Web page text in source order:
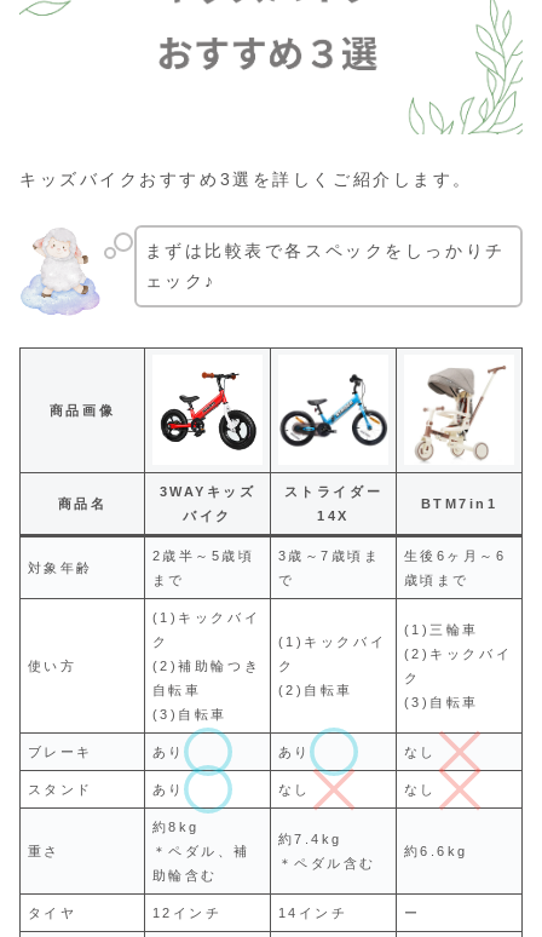
キッズバイクおすすめ3選を詳しくご紹介します。
まずは比較表で各スペックをしっかりチ
ェック♪
商品画像
商品名
3WAYキッズ
バイク
ストライダー
14X
BTM7in1
対象年齢
2歳半～5歳頃
まで
3歳～7歳頃ま
で
生後6ヶ月～6
歳頃まで
使い方
(1)キックバイ
ク
(2)補助輪つき
自転車
(3)自転車
(1)キックバイ
ク
(2)自転車
(1)三輪車
(2)キックバイ
ク
(3)自転車
ブレーキ あり あり なし
スタンド あり なし なし
重さ
約8kg
＊ペダル、補
助輪含む
約7.4kg
＊ペダル含む
約6.6kg
タイヤ 12インチ 14インチ ー